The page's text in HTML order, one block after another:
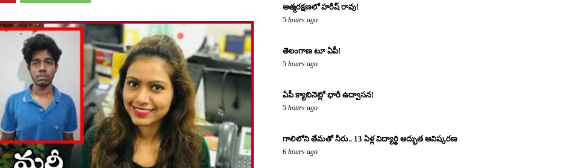
ఆత్మరక్షణలో హరీష్ రావు!
5 hours ago
తెలంగాణ టూ ఏపీ!
5 hours ago
ఏపీ క్యాబినెట్లో భారీ ఉద్వాసన!
5 hours ago
గాలిలోని తేమతో నీరు.. 13 ఏళ్ల విద్యార్థి అద్భుత ఆవిష్కరణ
6 hours ago